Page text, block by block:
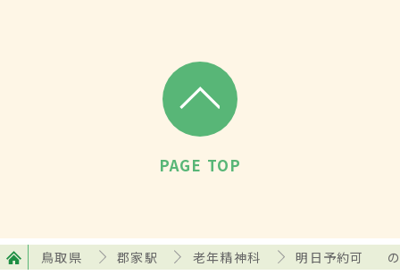
PAGE TOP
鳥取県 郡家駅 老年精神科 明日予約可